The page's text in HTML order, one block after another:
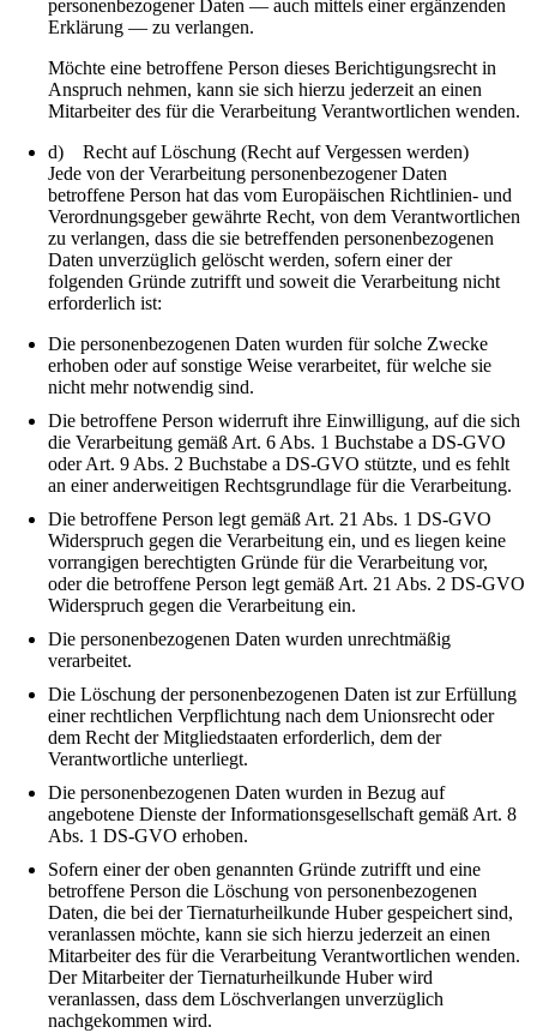
personenbezogener Daten — auch mittels einer ergänzenden
Erklärung — zu verlangen.
Möchte eine betroffene Person dieses Berichtigungsrecht in
Anspruch nehmen, kann sie sich hierzu jederzeit an einen
Mitarbeiter des für die Verarbeitung Verantwortlichen wenden.
d) Recht auf Löschung (Recht auf Vergessen werden)
Jede von der Verarbeitung personenbezogener Daten
betroffene Person hat das vom Europäischen Richtlinien- und
Verordnungsgeber gewährte Recht, von dem Verantwortlichen
zu verlangen, dass die sie betreffenden personenbezogenen
Daten unverzüglich gelöscht werden, sofern einer der
folgenden Gründe zutrifft und soweit die Verarbeitung nicht
erforderlich ist:
Die personenbezogenen Daten wurden für solche Zwecke
erhoben oder auf sonstige Weise verarbeitet, für welche sie
nicht mehr notwendig sind.
Die betroffene Person widerruft ihre Einwilligung, auf die sich
die Verarbeitung gemäß Art. 6 Abs. 1 Buchstabe a DS-GVO
oder Art. 9 Abs. 2 Buchstabe a DS-GVO stützte, und es fehlt
an einer anderweitigen Rechtsgrundlage für die Verarbeitung.
Die betroffene Person legt gemäß Art. 21 Abs. 1 DS-GVO
Widerspruch gegen die Verarbeitung ein, und es liegen keine
vorrangigen berechtigten Gründe für die Verarbeitung vor,
oder die betroffene Person legt gemäß Art. 21 Abs. 2 DS-GVO
Widerspruch gegen die Verarbeitung ein.
Die personenbezogenen Daten wurden unrechtmäßig
verarbeitet.
Die Löschung der personenbezogenen Daten ist zur Erfüllung
einer rechtlichen Verpflichtung nach dem Unionsrecht oder
dem Recht der Mitgliedstaaten erforderlich, dem der
Verantwortliche unterliegt.
Die personenbezogenen Daten wurden in Bezug auf
angebotene Dienste der Informationsgesellschaft gemäß Art. 8
Abs. 1 DS-GVO erhoben.
Sofern einer der oben genannten Gründe zutrifft und eine
betroffene Person die Löschung von personenbezogenen
Daten, die bei der Tiernaturheilkunde Huber gespeichert sind,
veranlassen möchte, kann sie sich hierzu jederzeit an einen
Mitarbeiter des für die Verarbeitung Verantwortlichen wenden.
Der Mitarbeiter der Tiernaturheilkunde Huber wird
veranlassen, dass dem Löschverlangen unverzüglich
nachgekommen wird.